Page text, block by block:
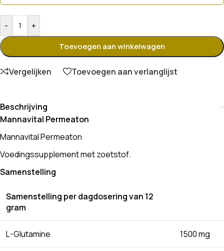
- +
Toevoegen aan winkelwagen
Vergelijken Toevoegen aan verlanglijst
Beschrijving
Mannavital Permeaton
Mannavital Permeaton
Voedingssupplement met zoetstof.
Samenstelling
Samenstelling per dagdosering van 12
gram
L-Glutamine 1500 mg